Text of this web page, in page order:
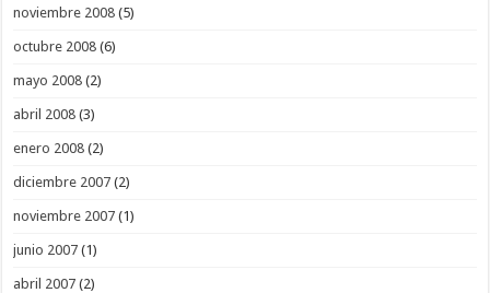
noviembre 2008 (5)
octubre 2008 (6)
mayo 2008 (2)
abril 2008 (3)
enero 2008 (2)
diciembre 2007 (2)
noviembre 2007 (1)
junio 2007 (1)
abril 2007 (2)